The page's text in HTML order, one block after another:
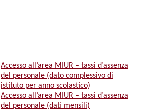
Accesso all’area MIUR – tassi d’assenza
del personale (dato complessivo di
istituto per anno scolastico)
Accesso all’area MIUR – tassi d’assenza
del personale (dati mensili)